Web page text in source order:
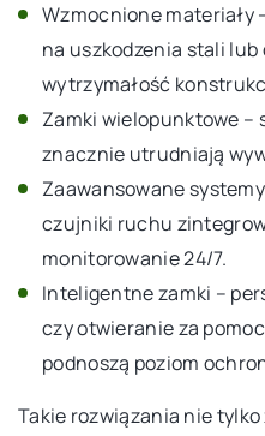
Wzmocnione materiały
na uszkodzenia stali
wytrzymałość
Zamki wielopunktowe –
znacznie utrudniają
Zaawansowane
czujniki ruchu
monitorowanie 24/7.
Inteligentne zamki –
czy otwieranie za
podnoszą poziom
Takie rozwiązania nie